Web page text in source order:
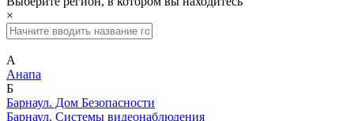
×
А
Анапа
Б
Барнаул. Дом Безопасности
Барнаул. Системы видеонаблюдения